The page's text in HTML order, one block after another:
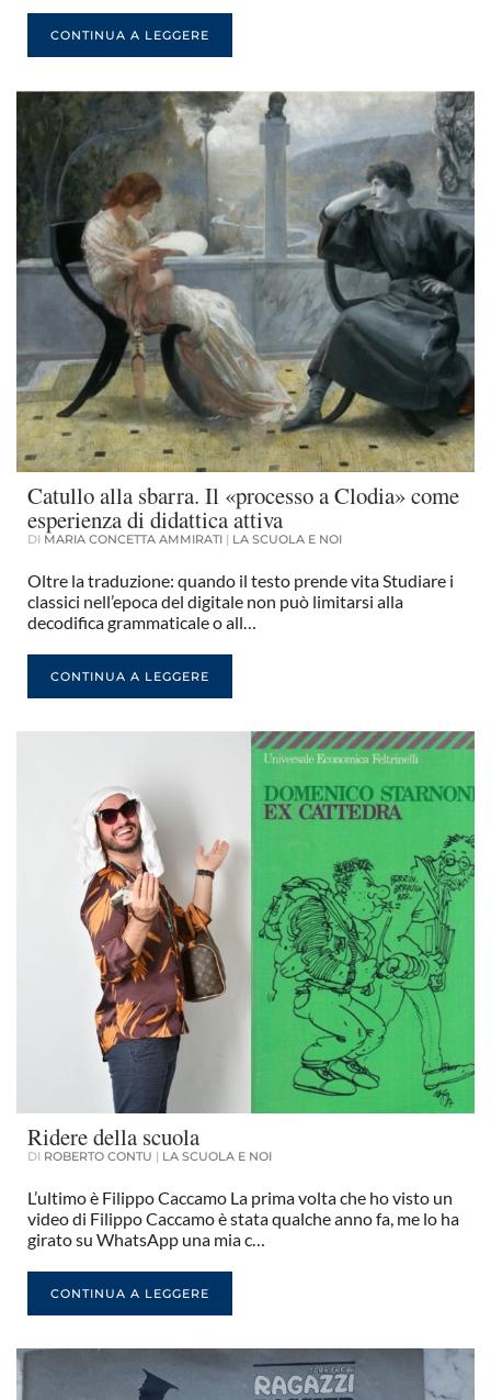
CONTINUA A LEGGERE
Catullo alla sbarra. Il «processo a Clodia» come
esperienza di didattica attiva
DI MARIA CONCETTA AMMIRATI | LA SCUOLA E NOI
Oltre la traduzione: quando il testo prende vita Studiare i
classici nell’epoca del digitale non può limitarsi alla
decodifica grammaticale o all…
CONTINUA A LEGGERE
Ridere della scuola
DI ROBERTO CONTU | LA SCUOLA E NOI
L’ultimo è Filippo Caccamo La prima volta che ho visto un
video di Filippo Caccamo è stata qualche anno fa, me lo ha
girato su WhatsApp una mia c…
CONTINUA A LEGGERE